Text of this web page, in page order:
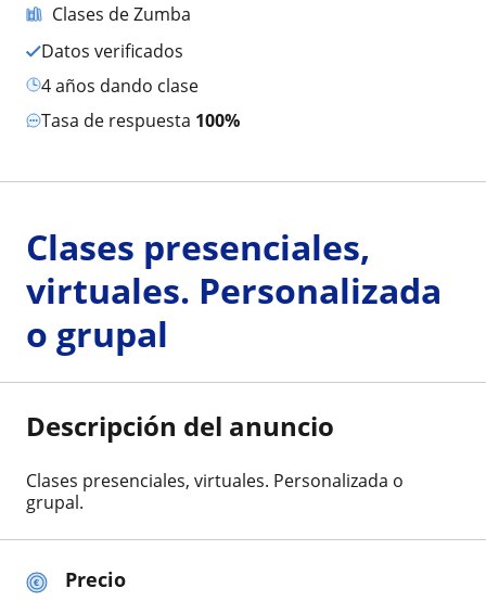
Clases de Zumba
Datos verificados
4 años dando clase
Tasa de respuesta 100%
Precio
Clases presenciales,
virtuales. Personalizada
o grupal
Descripción del anuncio
Clases presenciales, virtuales. Personalizada o
grupal.